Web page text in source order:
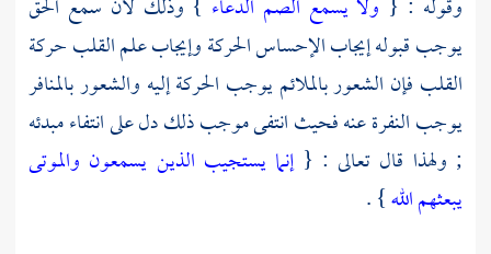
وقوله : { ولا يسمع الصم الدعاء } وذلك لأن سمع الحق
يوجب قبوله إيجاب الإحساس الحركة وإيجاب علم القلب حركة
القلب فإن الشعور بالملائم يوجب الحركة إليه والشعور بالمنافر
يوجب النفرة عنه فحيث انتفى موجب ذلك دل على انتفاء مبدئه
; ولهذا قال تعالى : {إنما يستجيب الذين يسمعون والموتى
يبعثهم الله} .